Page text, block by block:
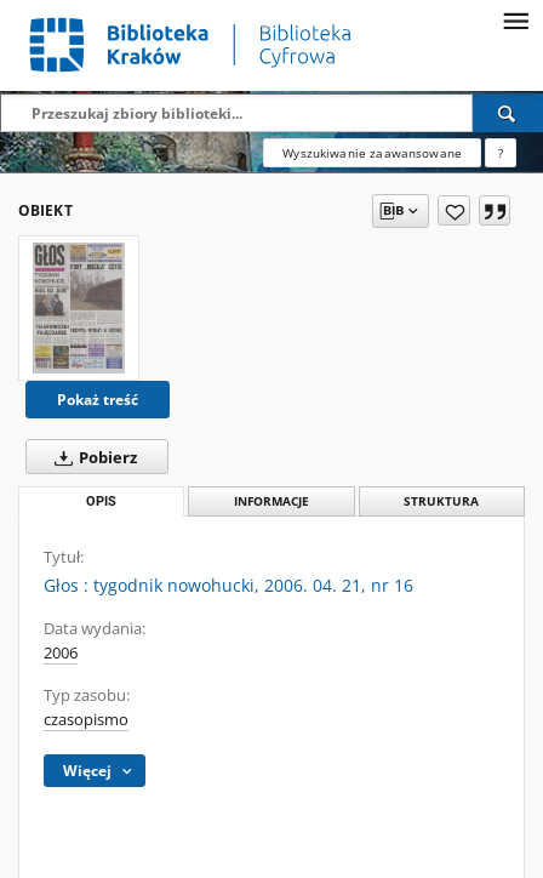
Wyszukiwanie zaawansowane ?
OBIEKT
Pokaż treść
Pobierz
OPIS INFORMACJE STRUKTURA
Tytuł:
Głos : tygodnik nowohucki, 2006. 04. 21, nr 16
Data wydania:
2006
Typ zasobu:
czasopismo
Więcej